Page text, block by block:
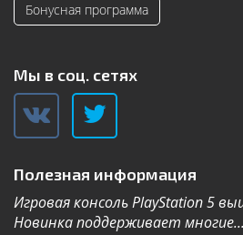
Бонусная программа
Мы в соц. сетях
Полезная информация
Игровая консоль PlayStation 5
Новинка поддерживает многие...